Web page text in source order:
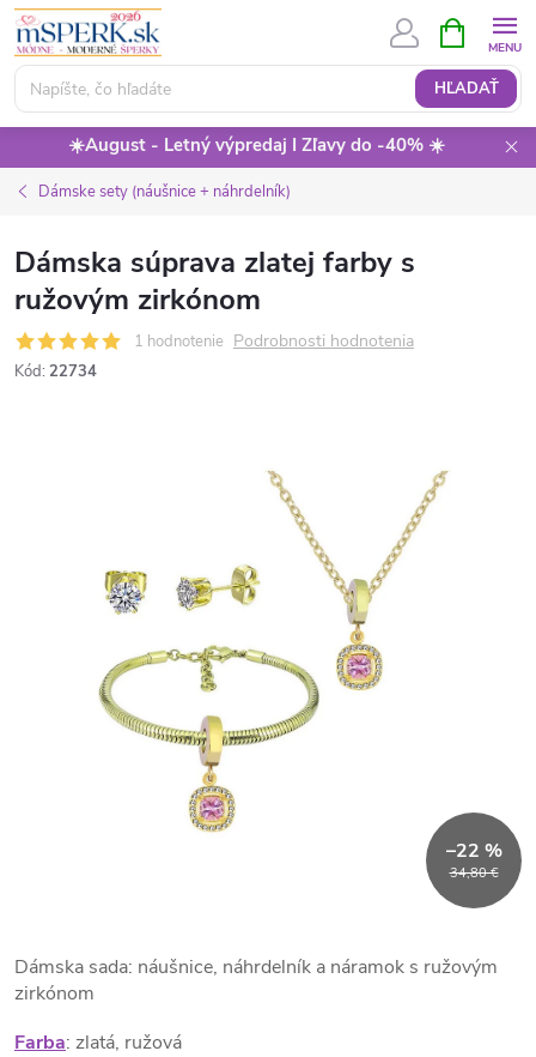
Prejsť
obsah
HĽADAŤ
KOŠÍK
☀️August - Letný výpredaj I Zľavy do -40% ☀️
Dámske sety (náušnice + náhrdelník)
Dámska súprava zlatej farby s
ružovým zirkónom
1 hodnotenie Podrobnosti hodnotenia
Kód: 22734
34,80 €
–22 %
Dámska sada: náušnice, náhrdelník a náramok s ružovým
zirkónom
Farba: zlatá, ružová